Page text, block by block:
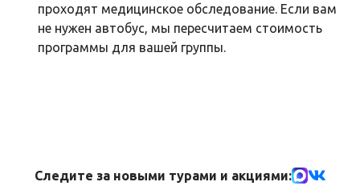
проходят медицинское обследование. Если вам
не нужен автобус, мы пересчитаем стоимость
программы для вашей группы.
Следите за новыми турами и акциями: